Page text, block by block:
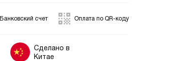
Банковский счет Оплата по QR-коду
Сделано в
Китае